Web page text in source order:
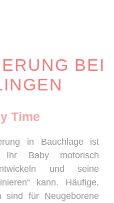
BEI
Time
in Bauchlage ist
Baby motorisch
und seine
kann. Häufige,
sind für Neugeborene